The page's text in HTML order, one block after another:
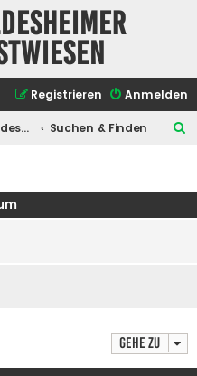
Anmelden
Registrieren
Forum AK Hildesheimer Streuobstwiesen Suchen & Finden
e
Gehe zu